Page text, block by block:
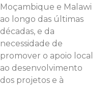
Moçambique e Malawi
ao longo das últimas
décadas, e da
necessidade de
promover o apoio local
ao desenvolvimento
dos projetos e à